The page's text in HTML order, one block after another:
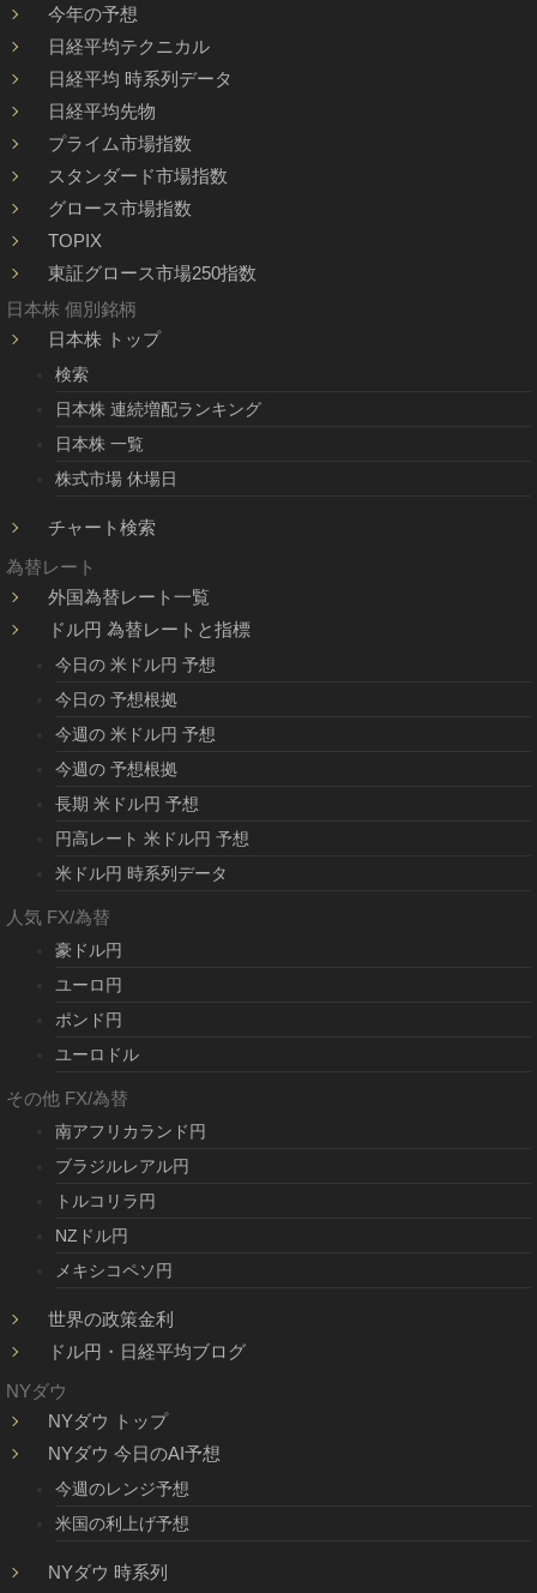
今年の予想
日経平均テクニカル
日経平均 時系列データ
日経平均先物
プライム市場指数
スタンダード市場指数
グロース市場指数
TOPIX
東証グロース市場250指数
日本株 個別銘柄
日本株 トップ
検索
日本株 連続増配ランキング
日本株 一覧
株式市場 休場日
チャート検索
為替レート
外国為替レート一覧
ドル円 為替レートと指標
今日の 米ドル円 予想
今日の 予想根拠
今週の 米ドル円 予想
今週の 予想根拠
長期 米ドル円 予想
円高レート 米ドル円 予想
米ドル円 時系列データ
人気 FX/為替
豪ドル円
ユーロ円
ポンド円
ユーロドル
その他 FX/為替
南アフリカランド円
ブラジルレアル円
トルコリラ円
NZドル円
メキシコペソ円
世界の政策金利
ドル円・日経平均ブログ
NYダウ
NYダウ トップ
NYダウ 今日のAI予想
今週のレンジ予想
米国の利上げ予想
NYダウ 時系列